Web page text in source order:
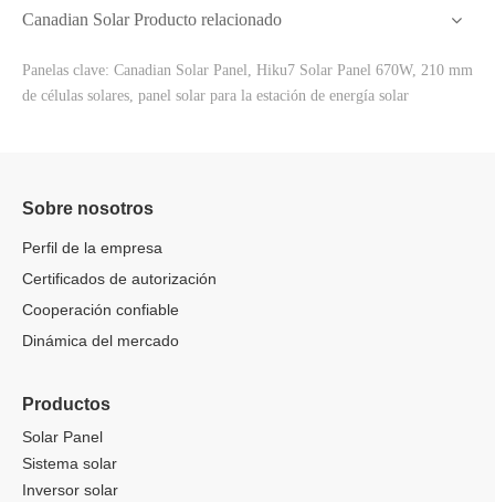
Canadian Solar Producto relacionado
Panelas clave: Canadian Solar Panel, Hiku7 Solar Panel 670W, 210 mm
de células solares, panel solar para la estación de energía solar
Sobre nosotros
Perfil de la empresa
Certificados de autorización
Cooperación confiable
Dinámica del mercado
Productos
Solar Panel
Sistema solar
Inversor solar